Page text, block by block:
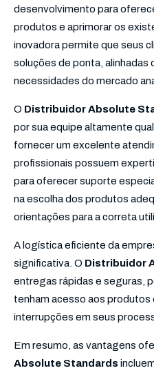
desenvolvimento para
produtos e aprimorar os
inovadora permite que seus
soluções de ponta, alinhadas
necessidades do mercado
O Distribuidor Absolute
por sua equipe altamente
fornecer um excelente
profissionais possuem
para oferecer suporte
na escolha dos produtos
orientações para a correta
A logística eficiente da
significativa. O Distribuidor
entregas rápidas e seguras,
tenham acesso aos
interrupções em seus
Em resumo, as vantagens
Absolute Standards